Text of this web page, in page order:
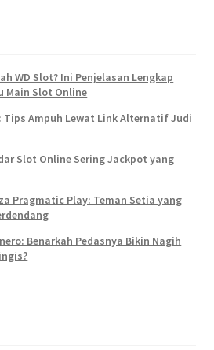
WD Slot? Ini Penjelasan Lengkap
Main Slot Online
Tips Ampuh Lewat Link Alternatif Judi
Slot Online Sering Jackpot yang
Pragmatic Play: Teman Setia yang
Benarkah Pedasnya Bikin Nagih